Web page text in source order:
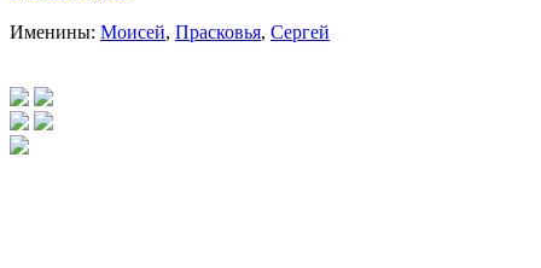
Именины: Моисей, Прасковья, Сергей